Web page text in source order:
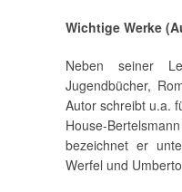
Wichtige Werke
Neben seiner
Jugendbücher,
Autor schreibt u.a.
House-
bezeichnet er
Werfel und